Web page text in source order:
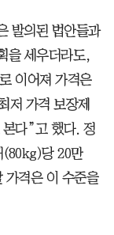
발의된 법안들과
을 세우더라도,
이어져 가격은
저 가격 보장제
다”고 했다. 정
(80kg)당 20만
가격은 이 수준을